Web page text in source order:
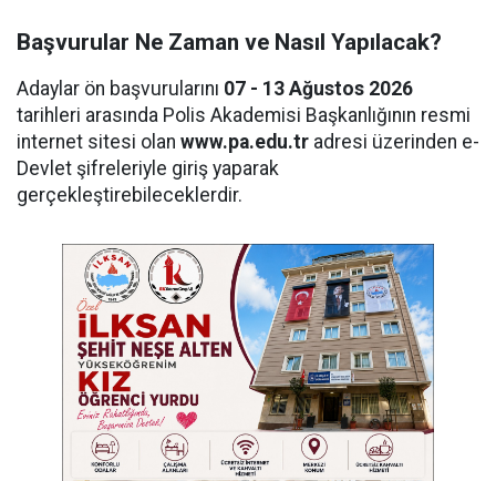
Başvurular Ne Zaman ve Nasıl Yapılacak?
Adaylar ön başvurularını 07 - 13 Ağustos 2026
tarihleri arasında Polis Akademisi Başkanlığının resmi
internet sitesi olan www.pa.edu.tr adresi üzerinden e-
Devlet şifreleriyle giriş yaparak
gerçekleştirebileceklerdir.